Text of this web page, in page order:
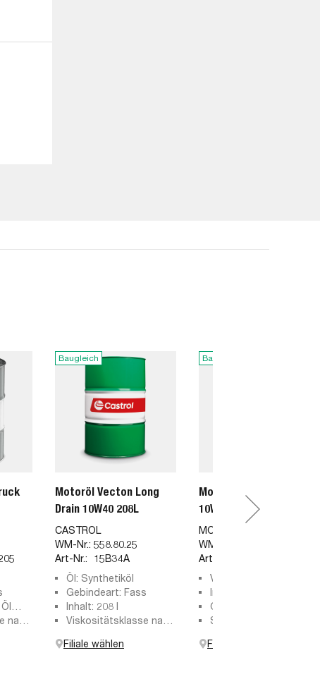
nach
Baugleich
Motoröl Vecton Long
Drain 10W40 208L
CASTROL
WM-Nr.: 558.80.25
Art-Nr.:
15B34A
Öl: Synthetiköl
Gebindeart: Fass
Inhalt: 208 l
Viskositätsklasse nach
Filiale wählen
Baugleich
Motoröl Tekma Mega-X
10W40 Ls Ep 208L
MOTUL
WM-Nr.:
Art-Nr.:
Viskositätsklasse nach
SAE: 10W-40
Inhalt: 208 l
Gebindeart: Fass
Spezifikation nach
Filiale wählen